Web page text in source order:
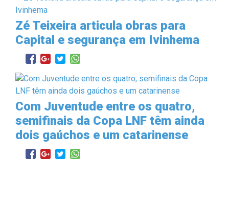
Zé Teixeira articula obras para
Capital e segurança em Ivinhema
Com Juventude entre os quatro,
semifinais da Copa LNF têm ainda
dois gaúchos e um catarinense